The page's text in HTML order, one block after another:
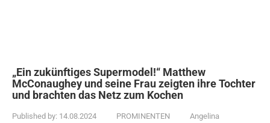
„Ein zukünftiges Supermodel!“ Matthew
McConaughey und seine Frau zeigten ihre Tochter
und brachten das Netz zum Kochen
Published by: 14.08.2024 PROMINENTEN Angelina